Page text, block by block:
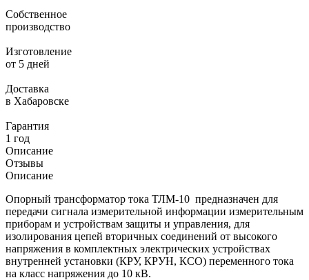
Собственное
производство
Изготовление
от 5 дней
Доставка
в Хабаровске
Гарантия
1 год
Описание
Отзывы
Описание
Опорный трансформатор тока ТЛМ-10 предназначен для
передачи сигнала измерительной информации измерительным
приборам и устройствам защиты и управления, для
изолирования цепей вторичных соединений от высокого
напряжения в комплектных электрических устройствах
внутренней установки (КРУ, КРУН, КСО) переменного тока
на класс напряжения до 10 кВ.